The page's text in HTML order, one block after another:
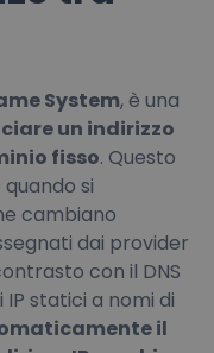
System, è una
un indirizzo
fisso. Questo
si
cambiano
dai provider
con il DNS
statici a nomi di
il